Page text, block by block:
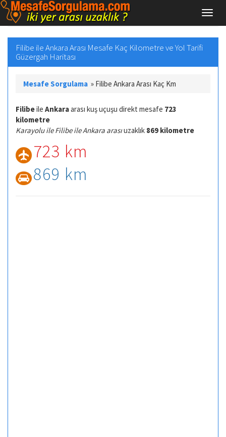
Filibe ile Ankara Arası Mesafe Kaç Kilometre ve Yol Tarifi
Güzergah Haritası
Mesafe Sorgulama » Filibe Ankara Arası Kaç Km
Filibeile Ankaraarası kuş uçuşu direkt mesafe 723
kilometre
Karayolu ile Filibe ile Ankara arasıuzaklık 869 kilometre
723 km
869 km